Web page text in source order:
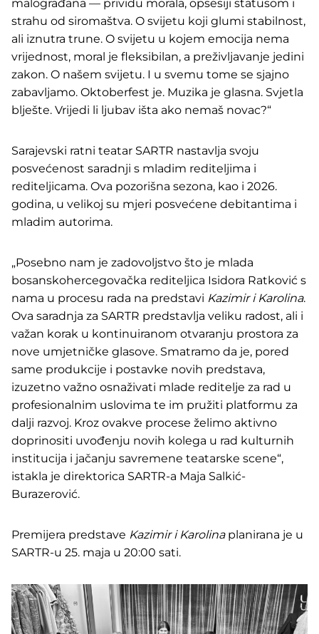
malograđana — prividu morala, opsesiji statusom i
strahu od siromaštva. O svijetu koji glumi stabilnost,
ali iznutra trune. O svijetu u kojem emocija nema
vrijednost, moral je fleksibilan, a preživljavanje jedini
zakon. O našem svijetu. I u svemu tome se sjajno
zabavljamo. Oktoberfest je. Muzika je glasna. Svjetla
blješte. Vrijedi li ljubav išta ako nemaš novac?“
Sarajevski ratni teatar SARTR nastavlja svoju
posvećenost saradnji s mladim rediteljima i
rediteljicama. Ova pozorišna sezona, kao i 2026.
godina, u velikoj su mjeri posvećene debitantima i
mladim autorima.
„Posebno nam je zadovoljstvo što je mlada
bosanskohercegovačka rediteljica Isidora Ratković s
nama u procesu rada na predstavi Kazimir i Karolina.
Ova saradnja za SARTR predstavlja veliku radost, ali i
važan korak u kontinuiranom otvaranju prostora za
nove umjetničke glasove. Smatramo da je, pored
same produkcije i postavke novih predstava,
izuzetno važno osnaživati mlade reditelje za rad u
profesionalnim uslovima te im pružiti platformu za
dalji razvoj. Kroz ovakve procese želimo aktivno
doprinositi uvođenju novih kolega u rad kulturnih
institucija i jačanju savremene teatarske scene“,
istakla je direktorica SARTR-a Maja Salkić-
Burazerović.
Premijera predstave Kazimir i Karolinaplanirana je u
SARTR-u 25. maja u 20:00 sati.